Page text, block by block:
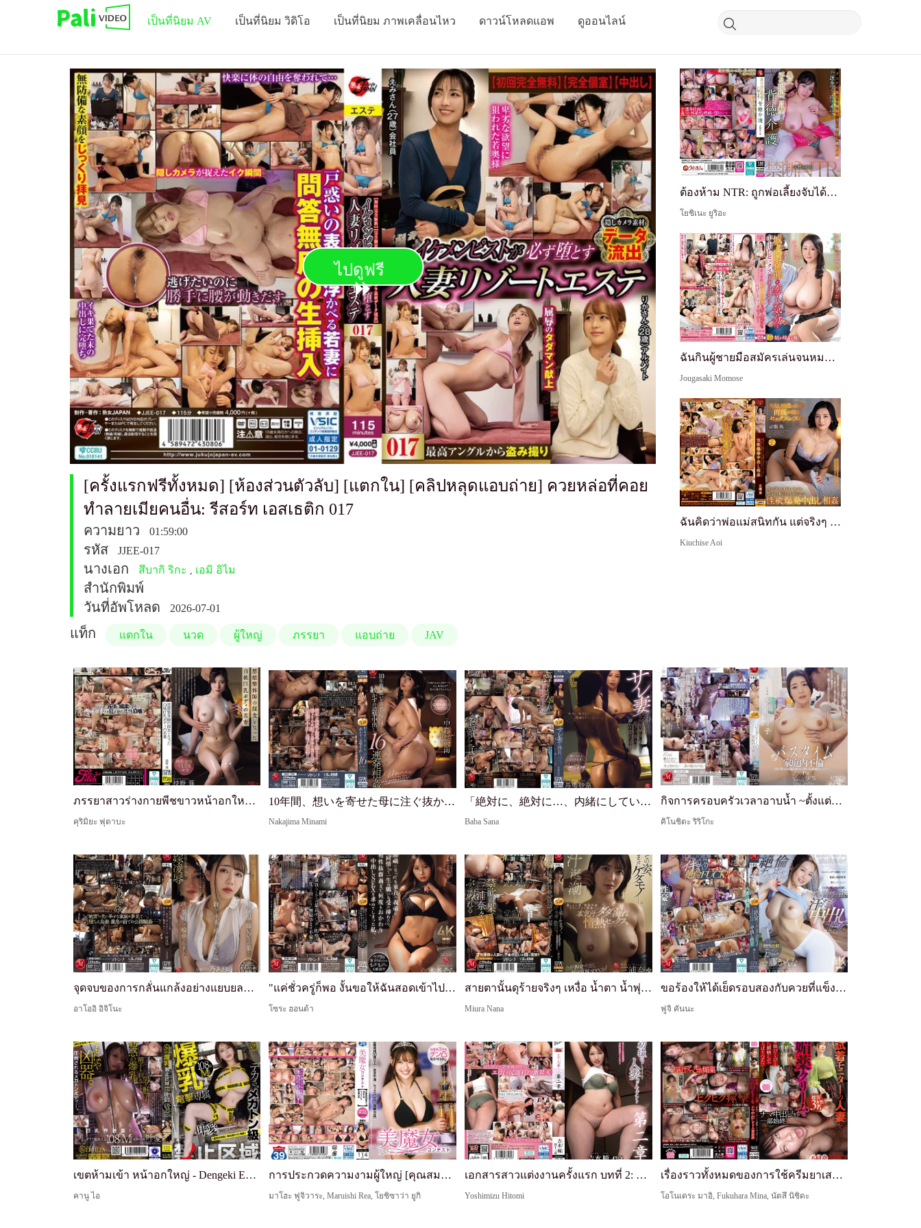
เป็นที่นิยม AV เป็นที่นิยม วิดิโอ เป็นที่นิยม ภาพเคลื่อนไหว ดาวน์โหลดแอพ ดูออนไลน์
ไปดูฟรี
[ครั้งแรกฟรีทั้งหมด] [ห้องส่วนตัวลับ] [แตกใน] [คลิปหลุดแอบถ่าย] ควยหล่อที่คอย
ทำลายเมียคนอื่น: รีสอร์ท เอสเธติก 017
ความยาว 01:59:00
รหัส JJEE-017
นางเอก สึบากิ ริกะ , เอมิ อิไม
สำนักพิมพ์
วันที่อัพโหลด
2026-07-01
แท็ก แตกใน นวด ผู้ใหญ่ ภรรยา แอบถ่าย JAV
ต้องห้าม NTR: ถูกพ่อเลี้ยงจับได้ว่าชู้สาว... การดูแลที่ผิดศีลธรรม
โยชิเนะ ยูริอะ
ฉันกินผู้ชายมือสมัครเล่นจนหมด―. สารคดีเย็ดแตกในของโมโมเสะ ชิโรกาซากิ ในอารมณ์คนรัก
Jougasaki Momose
ฉันคิดว่าพ่อแม่สนิทกัน แต่จริงๆ แล้วพวกเขาไม่มีเซ็กส์... แม่ที่ไม่สามารถบอกใครได้ แอบลักลอบเข้าไปในฟูตงของลูกชายด้วยความใคร่ที่ระเบิดออกมาเพื่อแตกในแม่ลูก - อาโออิ โยชิเสะ
Kiuchise Aoi
ภรรยาสาวร่างกายพีชขาวหน้าอกใหญ่ที่กลายเป็นเหยื่อของหมอนวดที่ไร้ศีลธรรม: Mochino Yomogi
คุริมิยะ ฟุตาบะ
10年間、想いを寄せた母に注ぐ抜かずの追撃中出し16連発相姦。 中島美南
Nakajima Minami
「絶対に、絶対に…、内緒にしていて―。」 サレ妻の休日、女性用風俗に現れた息子の友人に溺れる密会逢瀬。 馬場紗奈
Baba Sana
กิจการครอบครัวเวลาอาบน้ำ ~ตั้งแต่พี่ชายมาอยู่ด้วย ภรรยาที่ชอบอาบน้ำของฉันก็ใช้เวลาอาบน้ำนานขึ้น...~ รีริโกะ คิโนชิตะ
คิโนชิตะ ริริโกะ
จุดจบของการกลั่นแกล้งอย่างแยบยลของแม่สามี — แม่ที่เพิ่งมาถึง อาโออิซัง ถูก รุมเย็ด ต่อหน้าต่อตาฉัน
อาโออิ อิจิโนะ
"แค่ชั่วครู่ก็พอ งั้นขอให้ฉันสอดเข้าไปได้ไหม!!" แม้ฉันจะอายุ 30 แล้ว ฉันสงสารน้องเขยที่ยังบริสุทธิ์ จึงยอมให้ตามความฝันตลอดชีวิต แต่เคมีของเราดีมากจนฉันขอร้องให้แตกในซ้ำๆ Sora Honda
โซระ ฮอนด้า
สายตานั้นดุร้ายจริงๆ เหงื่อ น้ำตา น้ำพุ่ง... น้ำหล่อเลี้ยงไหลทะลักอย่างรุนแรง เย็ดร้อนแรง รวม 19 ครั้ง แตกใน × พิเศษตื่นรู้จากการงดเว้น
Miura Nana
ขอร้องให้ได้เย็ดรอบสองกับควยที่แข็งแรงสุดๆ ที่สอดลึกเข้าไปในตูดได้พอดี!! เซ็กส์เหงื่อแตกในที่เมียไปยิมซึ่งความเงี่ยนระเบิดเพราะไม่สามารถระบายผ่านการเทรน กำลังกินควยเด็กที่เต็มพลัง
ฟูจิ คันนะ
เขตห้ามเข้า หน้าอกใหญ่ - Dengeki Exclusive: Ai Kano, 108cm M-cup, ขนาดมหึมา, ระดับเมกะตัน
คานู ไอ
การประกวดความงามผู้ใหญ่ [คุณสมบัติ: 35+, หงุดหงิดทางเพศ, ไม่มีเซ็กส์, คลอดบุตรตอนอายุมาก] แตกในผู้เข้าแข่งขัน 3 คนโดยไม่ได้รับอนุญาต
มาโฮะ ฟูจิวาระ, Maruishi Rea, โยชิซาว่า ยูกิ
เอกสารสาวแต่งงานครั้งแรก บทที่ 2: ฮิโตมิ โยชิมิซุ
Yoshimizu Hitomi
เรื่องราวทั้งหมดของการใช้ครีมยาเสพติดทำให้ร่างกายของเมียพนักงานห้องลองเสื้อกระตุก เปิดเผยหน้าเสียว และเย็ดสดด้วยการแตกในมากเกินไป
โอโนเดระ มาอิ, Fukuhara Mina, นัตสึ นิชิดะ